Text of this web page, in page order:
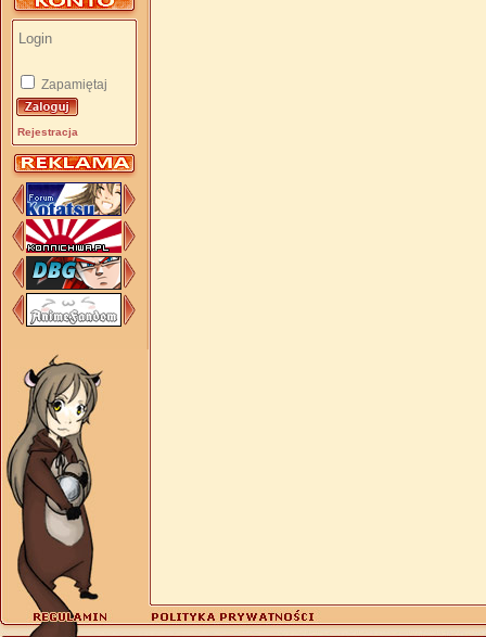
Zapamiętaj
Rejestracja